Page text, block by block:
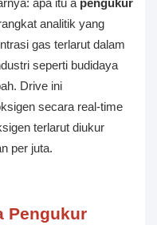
apa itu a pengukur
analitik yang
gas terlarut dalam
seperti budidaya
Drive ini
secara real-time
terlarut diukur
per juta.
Pengukur